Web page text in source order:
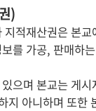
)
적재산권은 본교
가공, 판매하
으며 본교는 게
아니하며 또한